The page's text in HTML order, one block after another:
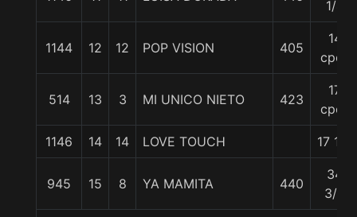
1/4
1144 12 12 POP VISION 405
14
cpos
514 13 3 MI UNICO NIETO 423
17
cpos
1146 14 14 LOVE TOUCH 17 1/2
945 15 8 YA MAMITA 440
34
3/4